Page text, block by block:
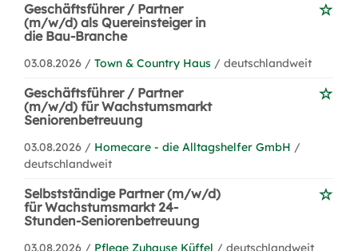
Geschäftsführer / Partner
(m/w/d) als Quereinsteiger in
die Bau-Branche
03.08.2026 / Town & Country Haus / deutschlandweit
Geschäftsführer / Partner
(m/w/d) für Wachstumsmarkt
Seniorenbetreuung
03.08.2026 / Homecare - die Alltagshelfer GmbH /
deutschlandweit
Selbstständige Partner (m/w/d)
für Wachstumsmarkt 24-
Stunden-Seniorenbetreuung
03.08.2026 / Pflege Zuhause Küffel / deutschlandweit